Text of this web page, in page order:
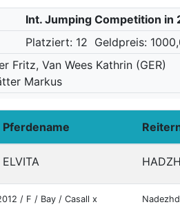
Int. Jumping Competition in
Platziert: 12 Geldpreis:
Fritz, Van Wees Kathrin (GER)
Markus
Pferdename
ELVITA
/ F / Bay / Casall x